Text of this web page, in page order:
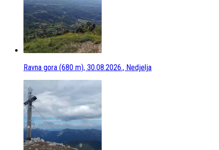
Ravna gora (680 m), 30.08.2026., Nedjelja